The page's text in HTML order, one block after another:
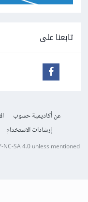
تابعنا على
عن أكاديمية حسوب
إرشادات الاستخدام
NC-SA 4.0unless mentioned